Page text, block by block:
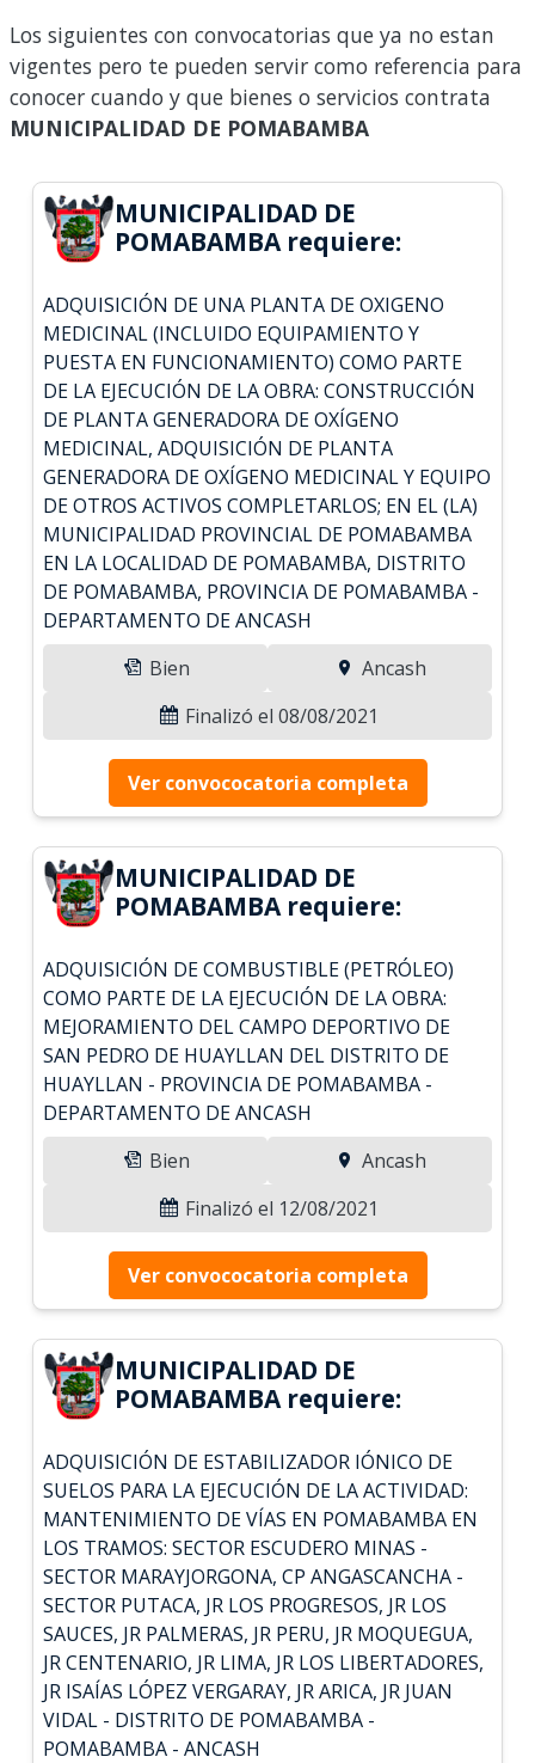
Los siguientes con convocatorias que ya no estan
vigentes pero te pueden servir como referencia para
conocer cuando y que bienes o servicios contrata
MUNICIPALIDAD DE POMABAMBA
MUNICIPALIDAD DE
POMABAMBA requiere:
ADQUISICIÓN DE UNA PLANTA DE OXIGENO
MEDICINAL (INCLUIDO EQUIPAMIENTO Y
PUESTA EN FUNCIONAMIENTO) COMO PARTE
DE LA EJECUCIÓN DE LA OBRA: CONSTRUCCIÓN
DE PLANTA GENERADORA DE OXÍGENO
MEDICINAL, ADQUISICIÓN DE PLANTA
GENERADORA DE OXÍGENO MEDICINAL Y EQUIPO
DE OTROS ACTIVOS COMPLETARLOS; EN EL (LA)
MUNICIPALIDAD PROVINCIAL DE POMABAMBA
EN LA LOCALIDAD DE POMABAMBA, DISTRITO
DE POMABAMBA, PROVINCIA DE POMABAMBA -
DEPARTAMENTO DE ANCASH
Bien
Ancash
Finalizó el 08/08/2021
Ver convococatoria completa
MUNICIPALIDAD DE
POMABAMBA requiere:
ADQUISICIÓN DE COMBUSTIBLE (PETRÓLEO)
COMO PARTE DE LA EJECUCIÓN DE LA OBRA:
MEJORAMIENTO DEL CAMPO DEPORTIVO DE
SAN PEDRO DE HUAYLLAN DEL DISTRITO DE
HUAYLLAN - PROVINCIA DE POMABAMBA -
DEPARTAMENTO DE ANCASH
Bien
Ancash
Finalizó el 12/08/2021
Ver convococatoria completa
MUNICIPALIDAD DE
POMABAMBA requiere:
ADQUISICIÓN DE ESTABILIZADOR IÓNICO DE
SUELOS PARA LA EJECUCIÓN DE LA ACTIVIDAD:
MANTENIMIENTO DE VÍAS EN POMABAMBA EN
LOS TRAMOS: SECTOR ESCUDERO MINAS -
SECTOR MARAYJORGONA, CP ANGASCANCHA -
SECTOR PUTACA, JR LOS PROGRESOS, JR LOS
SAUCES, JR PALMERAS, JR PERU, JR MOQUEGUA,
JR CENTENARIO, JR LIMA, JR LOS LIBERTADORES,
JR ISAÍAS LÓPEZ VERGARAY, JR ARICA, JR JUAN
VIDAL - DISTRITO DE POMABAMBA -
POMABAMBA - ANCASH